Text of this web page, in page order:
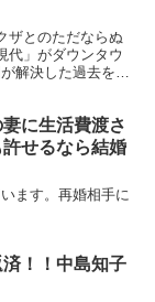
ザとのただならぬ
代」がダウンタウ
解決した過去を報
に生活費渡さ
せるなら結婚
ます。再婚相手に
！！中島知子